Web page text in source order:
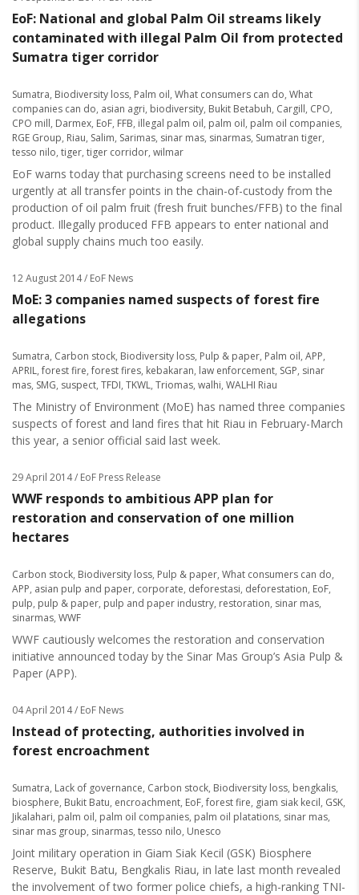
EoF: National and global Palm Oil streams likely
contaminated with illegal Palm Oil from protected
Sumatra tiger corridor
Sumatra, Biodiversity loss, Palm oil, What consumers can do, What
companies can do, asian agri, biodiversity, Bukit Betabuh, Cargill, CPO,
CPO mill, Darmex, EoF, FFB, illegal palm oil, palm oil, palm oil companies,
RGE Group, Riau, Salim, Sarimas, sinar mas, sinarmas, Sumatran tiger,
tesso nilo, tiger, tiger corridor, wilmar
EoF warns today that purchasing screens need to be installed
urgently at all transfer points in the chain-of-custody from the
production of oil palm fruit (fresh fruit bunches/FFB) to the final
product. Illegally produced FFB appears to enter national and
global supply chains much too easily.
12 August 2014/ EoF News
MoE: 3 companies named suspects of forest fire
allegations
Sumatra, Carbon stock, Biodiversity loss, Pulp & paper, Palm oil, APP,
APRIL, forest fire, forest fires, kebakaran, law enforcement, SGP, sinar
mas, SMG, suspect, TFDI, TKWL, Triomas, walhi, WALHI Riau
The Ministry of Environment (MoE) has named three companies
suspects of forest and land fires that hit Riau in February-March
this year, a senior official said last week.
29 April 2014/ EoF Press Release
WWF responds to ambitious APP plan for
restoration and conservation of one million
hectares
Carbon stock, Biodiversity loss, Pulp & paper, What consumers can do,
APP, asian pulp and paper, corporate, deforestasi, deforestation, EoF,
pulp, pulp & paper, pulp and paper industry, restoration, sinar mas,
sinarmas, WWF
WWF cautiously welcomes the restoration and conservation
initiative announced today by the Sinar Mas Group’s Asia Pulp &
Paper (APP).
04 April 2014/ EoF News
Instead of protecting, authorities involved in
forest encroachment
Sumatra, Lack of governance, Carbon stock, Biodiversity loss, bengkalis,
biosphere, Bukit Batu, encroachment, EoF, forest fire, giam siak kecil, GSK,
Jikalahari, palm oil, palm oil companies, palm oil platations, sinar mas,
sinar mas group, sinarmas, tesso nilo, Unesco
Joint military operation in Giam Siak Kecil (GSK) Biosphere
Reserve, Bukit Batu, Bengkalis Riau, in late last month revealed
the involvement of two former police chiefs, a high-ranking TNI-